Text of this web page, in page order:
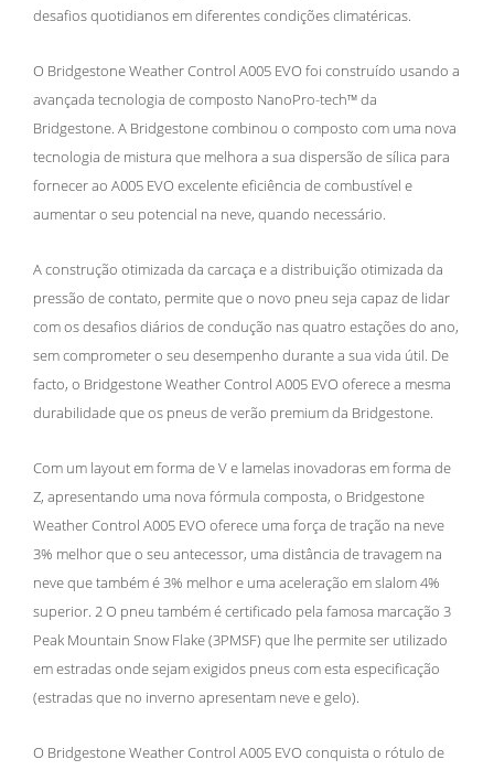
desafios quotidianos em diferentes condições climatéricas.
O Bridgestone Weather Control A005 EVO foi construído usando a
avançada tecnologia de composto NanoPro-tech™ da
Bridgestone. A Bridgestone combinou o composto com uma nova
tecnologia de mistura que melhora a sua dispersão de sílica para
fornecer ao A005 EVO excelente eficiência de combustível e
aumentar o seu potencial na neve, quando necessário.
A construção otimizada da carcaça e a distribuição otimizada da
pressão de contato, permite que o novo pneu seja capaz de lidar
com os desafios diários de condução nas quatro estações do ano,
sem comprometer o seu desempenho durante a sua vida útil. De
facto, o Bridgestone Weather Control A005 EVO oferece a mesma
durabilidade que os pneus de verão premium da Bridgestone.
Com um layout em forma de V e lamelas inovadoras em forma de
Z, apresentando uma nova fórmula composta, o Bridgestone
Weather Control A005 EVO oferece uma força de tração na neve
3% melhor que o seu antecessor, uma distância de travagem na
neve que também é 3% melhor e uma aceleração em slalom 4%
superior. 2 O pneu também é certificado pela famosa marcação 3
Peak Mountain Snow Flake (3PMSF) que lhe permite ser utilizado
em estradas onde sejam exigidos pneus com esta especificação
(estradas que no inverno apresentam neve e gelo).
O Bridgestone Weather Control A005 EVO conquista o rótulo de